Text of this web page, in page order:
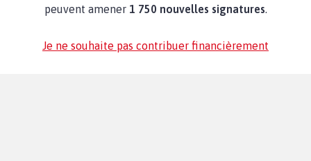
peuvent amener 1 750 nouvelles signatures.
Je ne souhaite pas contribuer financièrement